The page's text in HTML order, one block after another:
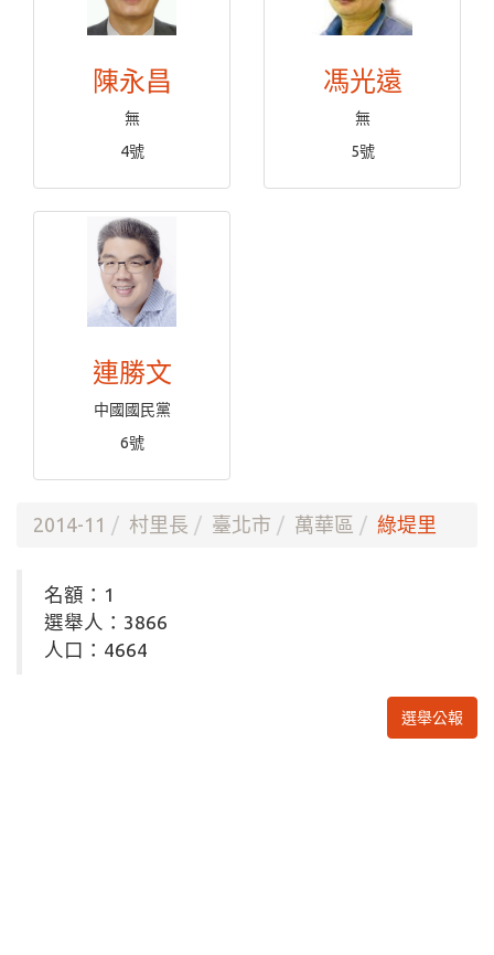
陳永昌
無
4號
馮光遠
無
5號
連勝文
中國國民黨
6號
2014-11 村里長 臺北市 萬華區 綠堤里
名額：1
選舉人：3866
人口：4664
選舉公報